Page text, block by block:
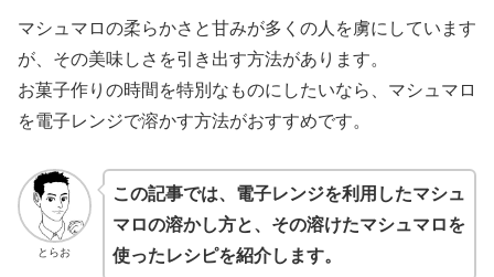
マシュマロの柔らかさと甘みが多くの人を虜にしています
が、その美味しさを引き出す方法があります。
お菓子作りの時間を特別なものにしたいなら、マシュマロ
を電子レンジで溶かす方法がおすすめです。
とらお
この記事では、電子レンジを利用したマシュ
マロの溶かし方と、その溶けたマシュマロを
使ったレシピを紹介します。